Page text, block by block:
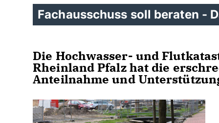
Fachausschuss soll beraten -
Die Hochwasser- und
Rheinland Pfalz hat die
Anteilnahme und